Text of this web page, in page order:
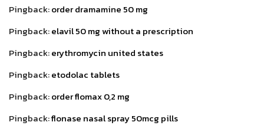
Pingback:order dramamine 50 mg
Pingback:elavil 50 mg without a prescription
Pingback:erythromycin united states
Pingback:etodolac tablets
Pingback:order flomax 0,2 mg
Pingback:flonase nasal spray 50mcg pills